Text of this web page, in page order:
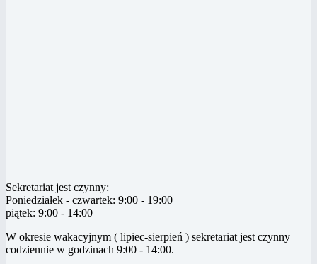
Sekretariat jest czynny:
Poniedziałek - czwartek: 9:00 - 19:00
piątek: 9:00 - 14:00
W okresie wakacyjnym ( lipiec-sierpień ) sekretariat jest czynny
codziennie w godzinach 9:00 - 14:00.